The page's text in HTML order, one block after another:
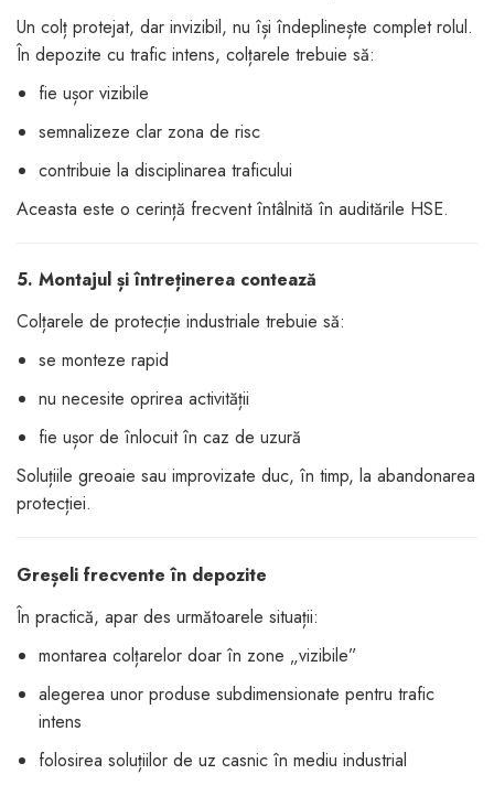
Un colț protejat, dar invizibil, nu își îndeplinește complet rolul.
În depozite cu trafic intens, colțarele trebuie să:
fie ușor vizibile
semnalizeze clar zona de risc
contribuie la disciplinarea traficului
Aceasta este o cerință frecvent întâlnită în auditările HSE.
5. Montajul și întreținerea contează
Colțarele de protecție industriale trebuie să:
se monteze rapid
nu necesite oprirea activității
fie ușor de înlocuit în caz de uzură
Soluțiile greoaie sau improvizate duc, în timp, la abandonarea
protecției.
Greșeli frecvente în depozite
În practică, apar des următoarele situații:
montarea colțarelor doar în zone „vizibile”
alegerea unor produse subdimensionate pentru trafic
intens
folosirea soluțiilor de uz casnic în mediu industrial